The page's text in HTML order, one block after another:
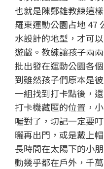
也就是陳鄭雄教練這
羅東運動公園占地 47
水設計的地型，才可
遊戲。教練讓孩子兩
批出發在運動公園各
到雖然孩子們原本是
一組找到打卡點後，
打卡機藏匿的位置，
喔對了，切記一定要
曬再出門，或是戴上
長時間在太陽下的小
動幾乎都在戶外，千